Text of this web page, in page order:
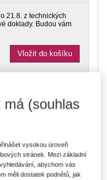
21.8. z technických
doklady. Budou vám
Vložit do košíku
6. 2024.
(souhlas
vysokou úroveň
stránek. Mezi základní
abychom vás
měli dostatek podnětů, jak